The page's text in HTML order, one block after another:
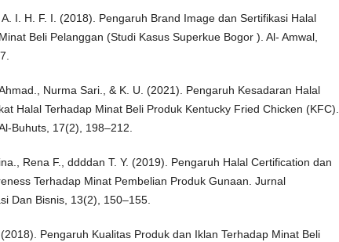
I. H. F. I. (2018). Pengaruh Brand Image dan Sertifikasi Halal
Beli Pelanggan (Studi Kasus Superkue Bogor ). Al- Amwal,
Nurma Sari., & K. U. (2021). Pengaruh Kesadaran Halal
Halal Terhadap Minat Beli Produk Kentucky Fried Chicken (KFC).
Buhuts, 17(2), 198–212.
Rena F., ddddan T. Y. (2019). Pengaruh Halal Certification dan
Terhadap Minat Pembelian Produk Gunaan. Jurnal
Dan Bisnis, 13(2), 150–155.
Pengaruh Kualitas Produk dan Iklan Terhadap Minat Beli